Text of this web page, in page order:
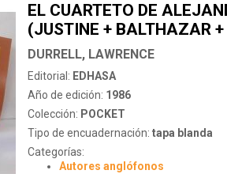
EL CUARTETO DE
(JUSTINE + BALTHAZAR +
MOUNTOLIVE + CLEA)
DURRELL, LAWRENCE
Editorial: EDHASA
Año de edición: 1986
Colección: POCKET
Tipo de encuadernación: tapa blanda
Categorías:
Autores anglófonos